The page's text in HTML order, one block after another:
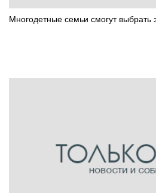
Многодетные семьи смогут выбрать